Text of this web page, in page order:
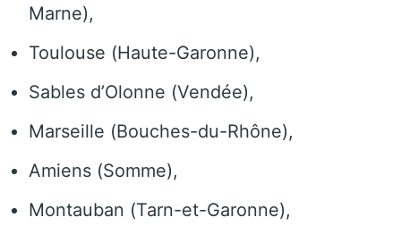
Marne),
Toulouse (Haute-Garonne),
Sables d’Olonne (Vendée),
Marseille (Bouches-du-Rhône),
Amiens (Somme),
Montauban (Tarn-et-Garonne),